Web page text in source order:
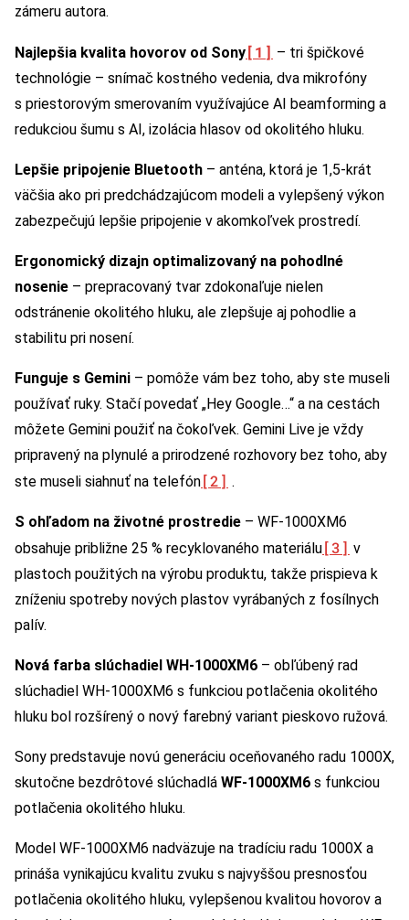
zámeru autora.
Najlepšia kvalita hovorov od Sony[1] – tri špičkové
technológie – snímač kostného vedenia, dva mikrofóny
s priestorovým smerovaním využívajúce AI beamforming a
redukciou šumu s AI, izolácia hlasov od okolitého hluku.
Lepšie pripojenie Bluetooth – anténa, ktorá je 1,5-krát
väčšia ako pri predchádzajúcom modeli a vylepšený výkon
zabezpečujú lepšie pripojenie v akomkoľvek prostredí.
Ergonomický dizajn optimalizovaný na pohodlné
nosenie – prepracovaný tvar zdokonaľuje nielen
odstránenie okolitého hluku, ale zlepšuje aj pohodlie a
stabilitu pri nosení.
Funguje s Gemini – pomôže vám bez toho, aby ste museli
používať ruky. Stačí povedať „Hey Google…“ a na cestách
môžete Gemini použiť na čokoľvek. Gemini Live je vždy
pripravený na plynulé a prirodzené rozhovory bez toho, aby
ste museli siahnuť na telefón[2] .
S ohľadom na životné prostredie – WF-1000XM6
obsahuje približne 25 % recyklovaného materiálu[3] v
plastoch použitých na výrobu produktu, takže prispieva k
zníženiu spotreby nových plastov vyrábaných z fosílnych
palív.
Nová farba slúchadiel WH-1000XM6 – obľúbený rad
slúchadiel WH-1000XM6 s funkciou potlačenia okolitého
hluku bol rozšírený o nový farebný variant pieskovo ružová.
Sony predstavuje novú generáciu oceňovaného radu 1000X,
skutočne bezdrôtové slúchadlá WF-1000XM6 s funkciou
potlačenia okolitého hluku.
Model WF-1000XM6 nadväzuje na tradíciu radu 1000X a
prináša vynikajúcu kvalitu zvuku s najvyššou presnosťou
potlačenia okolitého hluku, vylepšenou kvalitou hovorov a